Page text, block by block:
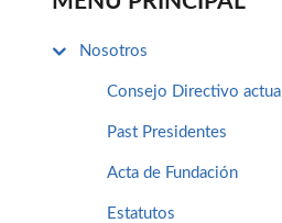
Nosotros
Consejo Directivo actual
Past Presidentes
Acta de Fundación
Estatutos